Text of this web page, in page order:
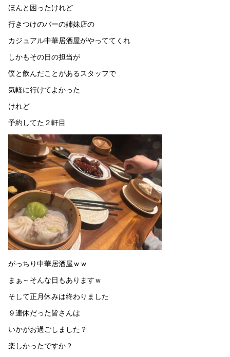
ほんと困ったけれど
行きつけのバーの姉妹店の
カジュアル中華居酒屋がやっててくれ
しかもその日の担当が
僕と飲んだことがあるスタッフで
気軽に行けてよかった
けれど
予約してた２軒目
がっちり中華居酒屋ｗｗ
まぁ～そんな日もありますｗ
そして正月休みは終わりました
９連休だった皆さんは
いかがお過ごしました？
楽しかったですか？